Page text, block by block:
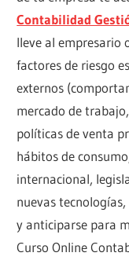
Contabilidad
lleve al empresario
factores de riesgo
externos
mercado de
políticas de venta
hábitos de
internacional,
nuevas
y anticiparse para
Curso Online